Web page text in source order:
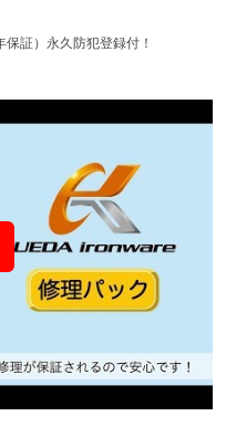
証）永久防犯登録付！